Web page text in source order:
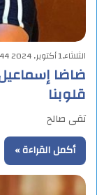
الثلاثاء,1 أكتوبر, 2024 9:44 م
ضاضا
قلوبنا
تقى صالح
أكمل القراءة »